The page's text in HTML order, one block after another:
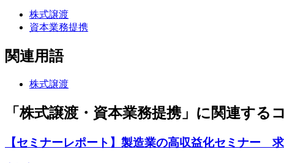
株式譲渡
資本業務提携
関連用語
株式譲渡
「株式譲渡・資本業務提携」に関連する
【セミナーレポート】製造業の高収益化セミナー